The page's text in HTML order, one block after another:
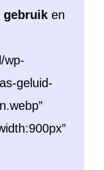
gebruik en
wp-
geluid-